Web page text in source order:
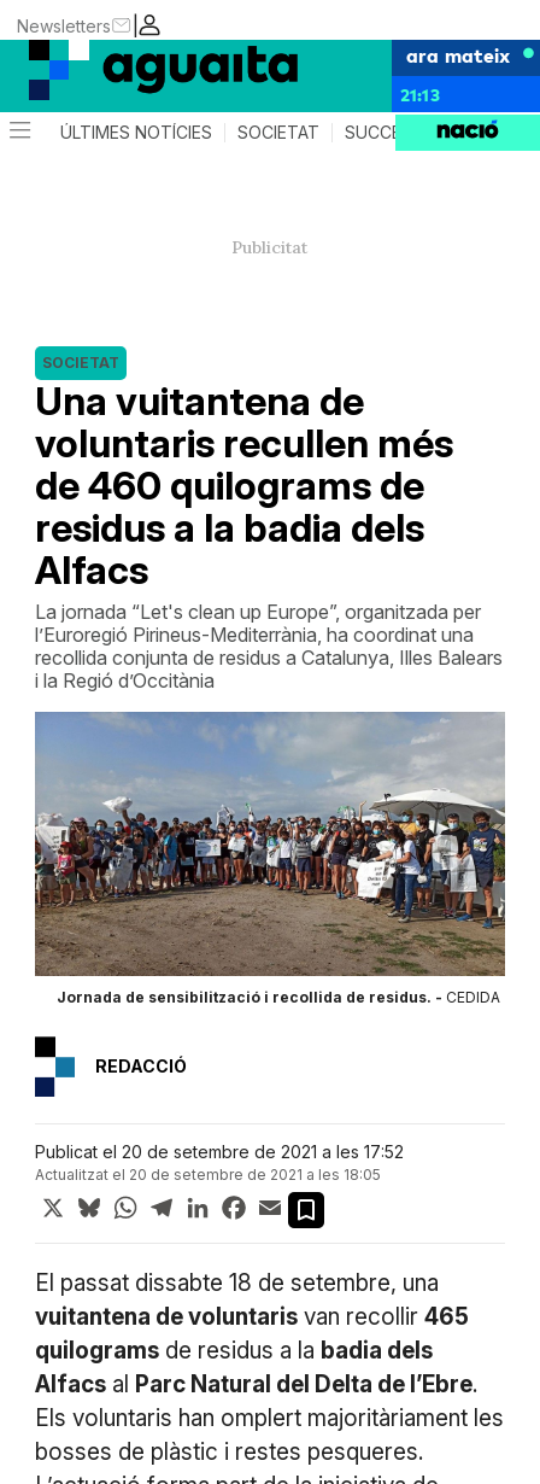
|
Newsletters
ara mateix
21:13
ÚLTIMES NOTÍCIES SOCIETAT SUCCESSOS AGENDA
Una vuitantena de
voluntaris recullen més
de 460 quilograms de
residus a la badia dels
Alfacs
SOCIETAT
La jornada “Let's clean up Europe”, organitzada per
l’Euroregió Pirineus-Mediterrània, ha coordinat una
recollida conjunta de residus a Catalunya, Illes Balears
i la Regió d’Occitània
Jornada de sensibilització i recollida de residus. - CEDIDA
REDACCIÓ
Publicat el 20 de setembre de 2021 a les 17:52
Actualitzat el 20 de setembre de 2021 a les 18:05
X BlueskyWhatsApp
TelegramLinkedInFacebook
Email
El passat dissabte 18 de setembre, una
vuitantena de voluntarisvan recollir 465
quilogramsde residus a la badia dels
Alfacsal Parc Natural del Delta de l’Ebre.
Els voluntaris han omplert majoritàriament les
bosses de plàstic i restes pesqueres.